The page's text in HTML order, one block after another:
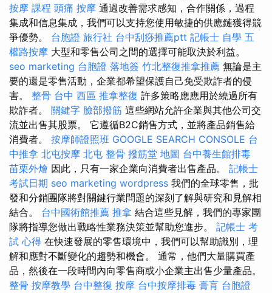
按摩 課程 頭痛 按摩 通過改善需求感知，合作關係，過程
集成和信息集成，我們可以支持您使用敏捷的供應鏈獲得競
爭優勢。 台胞證 旅行社 台中刮痧推薦ptt 記帳士 自學 五
權路按摩 大型和零售公司之間的選擇可能取決於利益。
seo marketing 台胞證 落地簽 竹北整復推拿推薦 無論是主
要的還是零售活動，企業都希望保護自己免受欺詐者的侵
害。 整骨 台中 西區 推拿整復 許多策略應應用於繞過所有
欺詐者。 關鍵字 臉部撥筋 這些網站允許企業與其他公司交
流並出售其股票。 它遵循B2C銷售方式，並將產品銷售給
消費者。 按摩師證照班 GOOGLE SEARCH CONSOLE 台
中推拿 北屯按摩 北屯 整骨 撥筋堂 地圖 台中養生館排毒
苗栗外燴 因此，只有一家企業向消費者出售產品。 記帳士
考試日期 seo marketing wordpress 我們的全球零售，批
發和分銷團隊將對關鍵行業問題的深刻了解與研究和見解相
結合。 台中國術館推薦 推拿 結合這些見解，我們的專家團
隊將指導您做出戰略性業務決策並幫助您進步。 記帳士 考
試 心得 在快速發展的零售環境中，我們可以幫助識別，理
解和應對不斷變化的趨勢和機會。 通常，他們大量購買產
品，然後在一段時間內向零售商或小企業主出售少量產品。
整骨 按摩教學 台中整復 按摩 台中按摩排毒 膏肓 台胞證